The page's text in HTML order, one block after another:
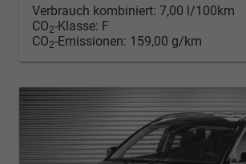
Verbrauch kombiniert: 7,00 l/100km
CO2-Klasse: F
CO2-Emissionen: 159,00 g/km